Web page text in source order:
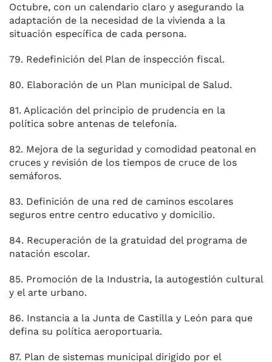
Octubre, con un calendario claro y asegurando la
adaptación de la necesidad de la vivienda a la
situación específica de cada persona.
79. Redefinición del Plan de inspección fiscal.
80. Elaboración de un Plan municipal de Salud.
81. Aplicación del principio de prudencia en la
política sobre antenas de telefonía.
82. Mejora de la seguridad y comodidad peatonal en
cruces y revisión de los tiempos de cruce de los
semáforos.
83. Definición de una red de caminos escolares
seguros entre centro educativo y domicilio.
84. Recuperación de la gratuidad del programa de
natación escolar.
85. Promoción de la Industria, la autogestión cultural
y el arte urbano.
86. Instancia a la Junta de Castilla y León para que
defina su política aeroportuaria.
87. Plan de sistemas municipal dirigido por el